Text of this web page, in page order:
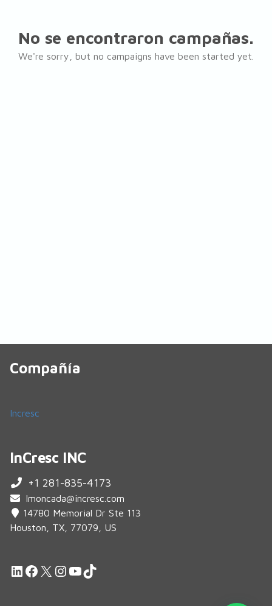
No se encontraron campañas.
We're sorry, but no campaigns have been started yet.
Compañía
Incresc
InCresc INC
+1 281-835-4173
lmoncada@incresc.com
14780 Memorial Dr Ste 113
Houston, TX, 77079, US
LinkedIn
Facebook
X Instagram
YouTube
TikTok